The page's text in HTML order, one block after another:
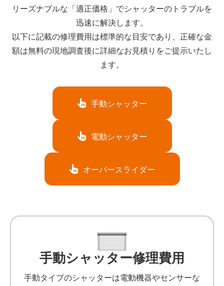
リーズナブルな「適正価格」でシャッターのトラブルを
迅速に解決します。
以下に記載の修理費用は標準的な目安であり、正確な金
額は無料の現地調査後に詳細なお見積りをご提示いたし
ます。
手動シャッター
電動シャッター
オーバースライダー
手動シャッター修理費用
手動タイプのシャッターは電動機器やセンサーな